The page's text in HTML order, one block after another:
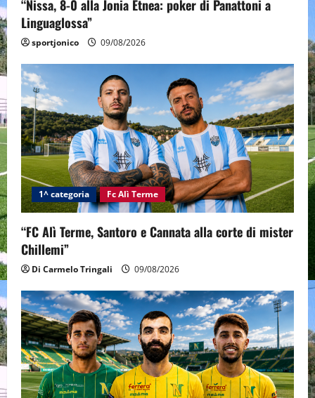
“Nissa, 8-0 alla Jonia Etnea: poker di Panattoni a
Linguaglossa”
sportjonico 09/08/2026
1^ categoria Fc Alì Terme
“FC Alì Terme, Santoro e Cannata alla corte di mister
Chillemi”
Di Carmelo Tringali 09/08/2026